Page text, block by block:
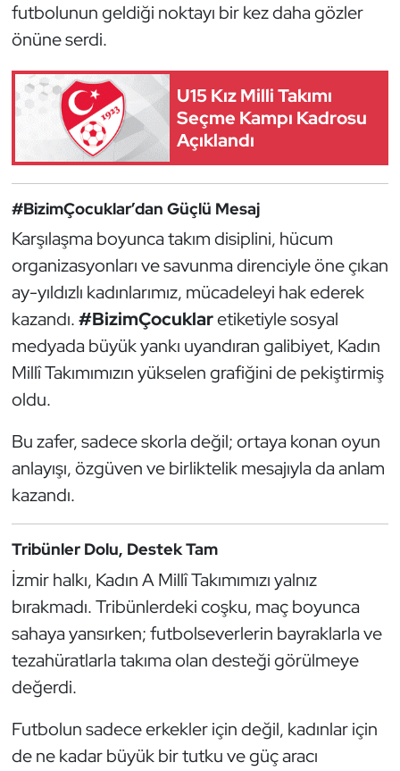
futbolunun geldiği noktayı bir kez daha gözler
önüne serdi.
U15 Kız Milli Takımı
Seçme Kampı Kadrosu
Açıklandı
#BizimÇocuklar’dan Güçlü Mesaj
Karşılaşma boyunca takım disiplini, hücum
organizasyonları ve savunma direnciyle öne çıkan
ay-yıldızlı kadınlarımız, mücadeleyi hak ederek
kazandı.#BizimÇocuklaretiketiyle sosyal
medyada büyük yankı uyandıran galibiyet, Kadın
Millî Takımımızın yükselen grafiğini de pekiştirmiş
oldu.
Bu zafer, sadece skorla değil; ortaya konan oyun
anlayışı, özgüven ve birliktelik mesajıyla da anlam
kazandı.
Tribünler Dolu, Destek Tam
İzmir halkı, Kadın A Millî Takımımızı yalnız
bırakmadı. Tribünlerdeki coşku, maç boyunca
sahaya yansırken; futbolseverlerin bayraklarla ve
tezahüratlarla takıma olan desteği görülmeye
değerdi.
Futbolun sadece erkekler için değil, kadınlar için
de ne kadar büyük bir tutku ve güç aracı
Halter
Hava Sporları
Hentbol
İşitme Engelli Sporcular
Judo ve Kuraş
Kano ve Rafting
Karate
Kayak
Kick Boks
Kürek
Masa Tenisi
Modern Pentatlon
Motor Sporları
Muay Thai
Optimist